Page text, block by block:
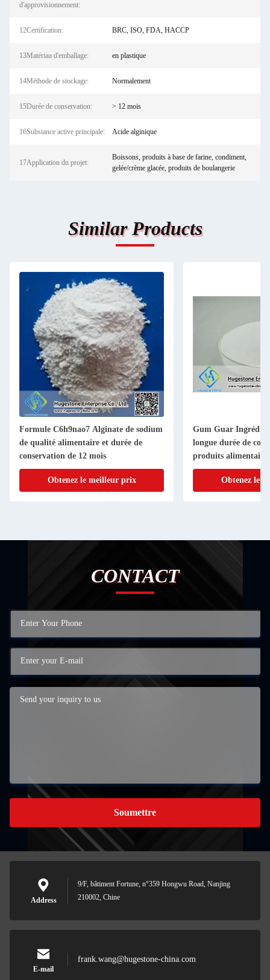
d'approvisionnement:
12Certification: BRC, ISO, FDA, HACCP
13Matériau d'emballage: en plastique
14Méthode de stockage: Normalement
15Durée de conservation: > 12 mois
16Substance active principale: Acide alginique
17Application du projet:
Boissons, produits à base de farine, condiment,
gelée/crème glacée, produits de boulangerie
Similar Products
Formule C6h9nao7 Alginate de sodium
de qualité alimentaire et durée de
conservation de 12 mois
Obtenez le meilleur prix
Gum Guar
longue durée de
produits alimentaires
Obtenez le
CONTACT
Soumettre
Address
9/F, bâtiment Fortune, n°359 Hongwu Road, Nanjing
210002, Chine
E-mail
frank.wang@hugestone-china.com